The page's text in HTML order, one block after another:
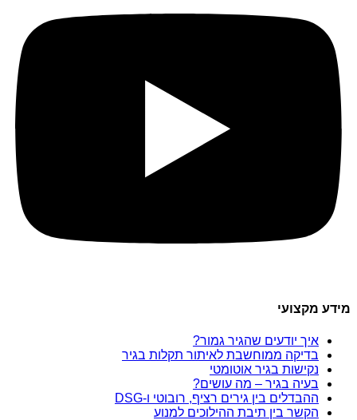
מידע מקצועי
איך יודעים שהגיר גמור?
בדיקה ממוחשבת לאיתור תקלות בגיר
נקישות בגיר אוטומטי
בעיה בגיר – מה עושים?
ההבדלים בין גירים רציף, רובוטי ו-DSG
הקשר בין תיבת ההילוכים למנוע